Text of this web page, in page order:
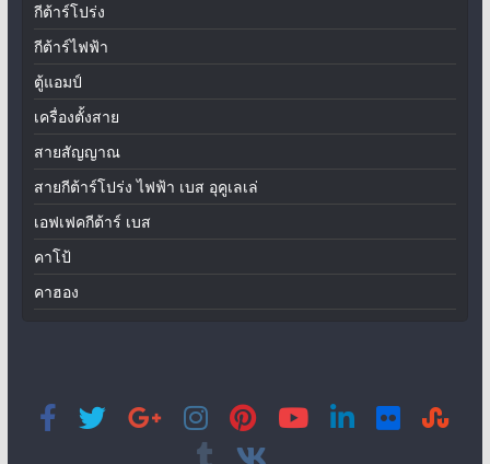
กีต้าร์โปร่ง
กีต้าร์ไฟฟ้า
ตู้แอมป์
เครื่องตั้งสาย
สายสัญญาณ
สายกีต้าร์โปร่ง ไฟฟ้า เบส อุคูเลเล่
เอฟเฟคกีต้าร์ เบส
คาโป้
คาฮอง